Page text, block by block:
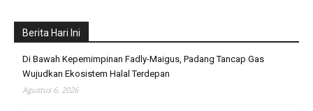
Berita Hari Ini
Di Bawah Kepemimpinan Fadly-Maigus, Padang Tancap Gas
Wujudkan Ekosistem Halal Terdepan
Agustus 6, 2026